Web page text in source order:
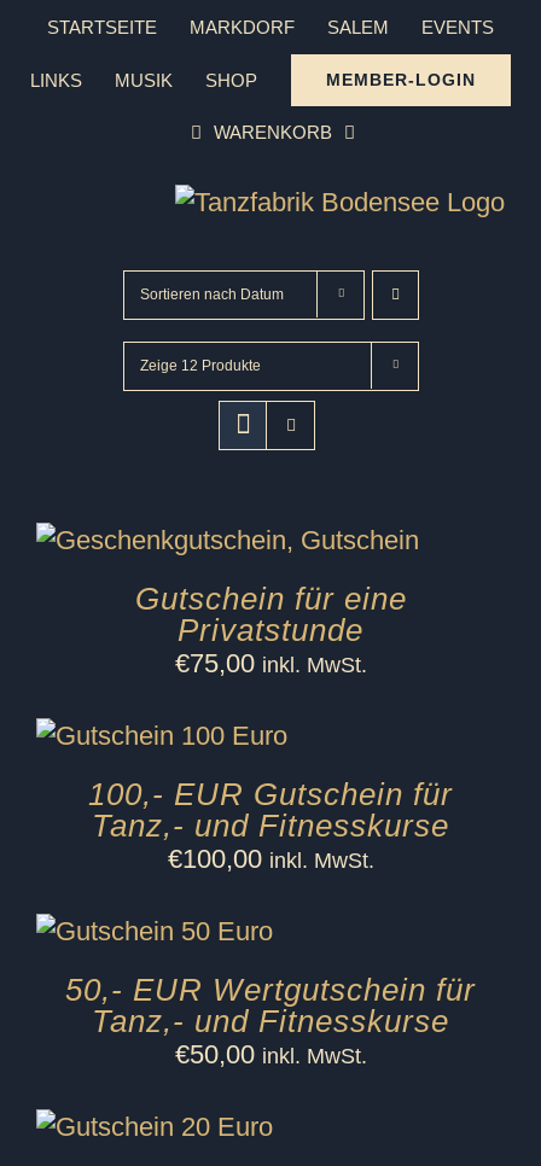
Zum
springen
STARTSEITE MARKDORF SALEM EVENTS
LINKS MUSIK SHOP MEMBER-LOGIN
WARENKORB
Sortieren nach Datum
Zeige 12 Produkte
Gutschein für eine
Privatstunde
€75,00 inkl. MwSt.
100,- EUR Gutschein für
Tanz,- und Fitnesskurse
€100,00 inkl. MwSt.
50,- EUR Wertgutschein für
Tanz,- und Fitnesskurse
€50,00 inkl. MwSt.